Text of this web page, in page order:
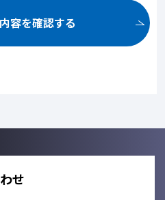
、必要な書類の郵送のため。
において、個人情報の取扱いを他
る場合は、個人情報保護体制が整
容を確認する
せ